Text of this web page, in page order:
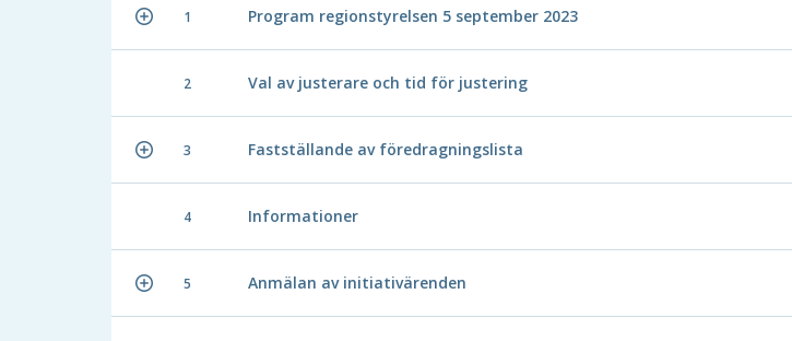
1 Program regionstyrelsen 5 september 2023
2 Val av justerare och tid för justering
3 Fastställande av föredragningslista
4 Informationer
5 Anmälan av initiativärenden